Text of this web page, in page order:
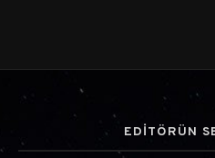
EDİTÖRÜN